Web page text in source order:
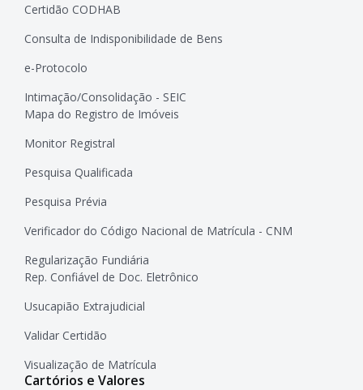
Certidão CODHAB
Consulta de Indisponibilidade de Bens
e-Protocolo
Intimação/Consolidação - SEIC
Mapa do Registro de Imóveis
Monitor Registral
Pesquisa Qualificada
Pesquisa Prévia
Verificador do Código Nacional de Matrícula - CNM
Regularização Fundiária
Rep. Confiável de Doc. Eletrônico
Usucapião Extrajudicial
Validar Certidão
Visualização de Matrícula
Cartórios e Valores